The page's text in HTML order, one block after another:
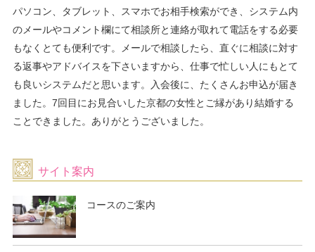
声」を更新
声」を更新
2019/05/18 ・ブログ更新 ＜結婚相手に巡り会うための秘
訣2＞
パソコン、タブレット、スマホでお相手検索ができ、システム内
のメールやコメント欄にて相談所と連絡が取れて電話をする必要
もなくとても便利です。メールで相談したら、直ぐに相談に対す
る返事やアドバイスを下さいますから、仕事で忙しい人にもとて
も良いシステムだと思います。入会後に、たくさんお申込が届き
ました。7回目にお見合いした京都の女性とご縁があり結婚する
ことできました。ありがとうございました。
サイト案内
コースのご案内